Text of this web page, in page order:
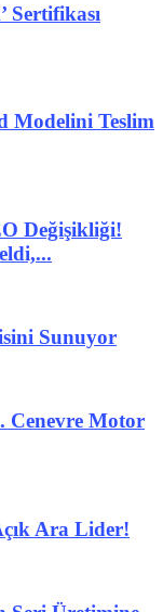
Sertifikası
Modelini Teslim
Değişikliği!
Sunuyor
Cenevre Motor
Ara Lider!